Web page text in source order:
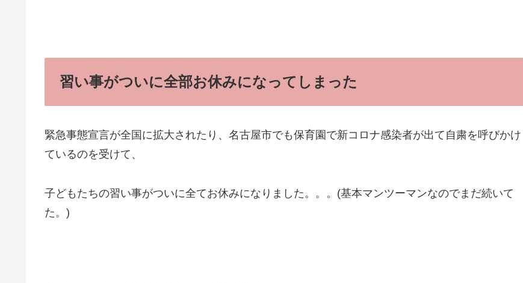
習い事がついに全部お休みになってしまった
緊急事態宣言が全国に拡大されたり、名古屋市でも保育園で新コロナ感染者が出て自粛を呼びかけ
ているのを受けて、
子どもたちの習い事がついに全てお休みになりました。。。(基本マンツーマンなのでまだ続いて
た。)